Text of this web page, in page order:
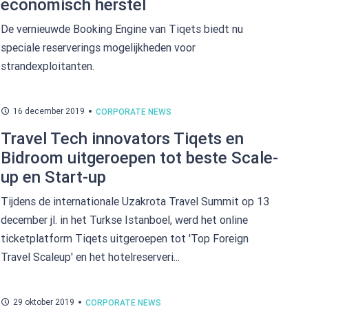
economisch herstel
De vernieuwde Booking Engine van Tiqets biedt nu
speciale reserverings mogelijkheden voor
strandexploitanten.
16 december 2019 CORPORATE NEWS
Travel Tech innovators Tiqets en
Bidroom uitgeroepen tot beste Scale-
up en Start-up
Tijdens de internationale Uzakrota Travel Summit op 13
december jl. in het Turkse Istanboel, werd het online
ticketplatform Tiqets uitgeroepen tot 'Top Foreign
Travel Scaleup' en het hotelreserveri...
29 oktober 2019 CORPORATE NEWS